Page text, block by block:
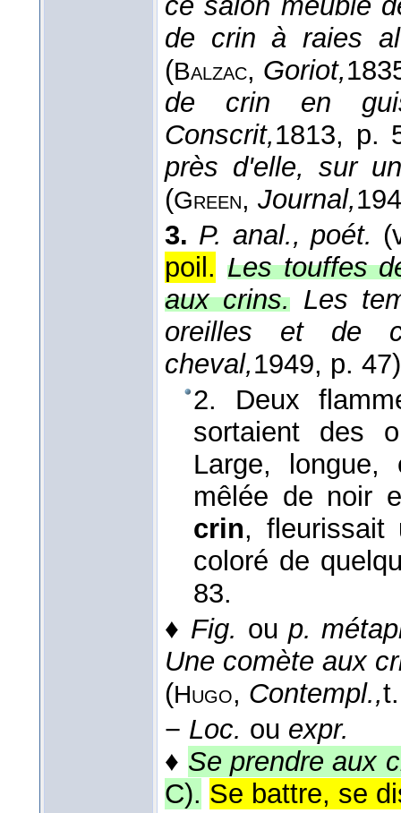
de crin à raies
(Balzac, Goriot,
de crin en
Conscrit,1813, p.
près d'elle, sur
(Green, Journal,
3. P. anal., poét.
poil. Les touffes
aux crins. Les
oreilles et de
cheval,1949, p.
2. Deux
sortaient des
Large, longue,
mêlée de noir
crin, fleurissait
coloré de
83.
♦ Fig. ou p.
Une comète aux
(Hugo, Contempl.,
− Loc. ou expr.
♦ Se prendre aux
C). Se battre, se